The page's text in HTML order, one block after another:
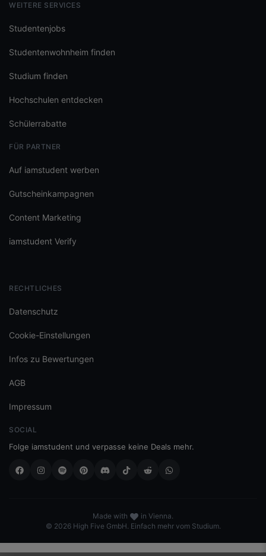
WEITERE SERVICES
Studentenjobs
Studentenwohnheim finden
Studium finden
Hochschulen entdecken
Schülerrabatte
FÜR PARTNER
Auf iamstudent werben
Gutscheinkampagnen
Content Marketing
iamstudent Verify
RECHTLICHES
Datenschutz
Cookie-Einstellungen
Infos zu Bewertungen
AGB
Impressum
SOCIAL
Folge iamstudent und verpasse keine Deals mehr.
Made with
in Vienna.
© 2026 High Five GmbH. Einfach mehr vom Studium.